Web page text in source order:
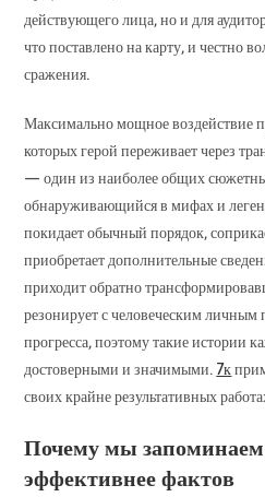
действующего лица, но и для
что поставлено на карту, и честно
сражения.
Максимально мощное воздействие
которых герой переживает через
— один из наиболее общих
обнаруживающийся в мифах и
покидает обычный порядок,
приобретает дополнительные
приходит обратно
резонирует с человеческим
прогресса, поэтому такие истории
достоверными и значимыми. 7к
своих крайне результативных
Почему мы запоминаем
эффективнее фактов